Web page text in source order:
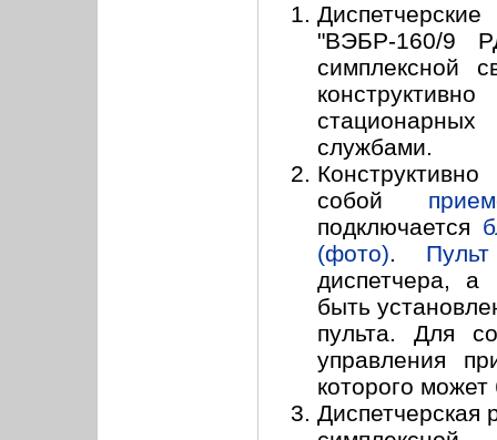
"ВЭБР-160/9
симплексной
службами.
собой
подключается
(фото).
диспетчера, а
быть
пульта. Для
управления
которого
Диспетчерская